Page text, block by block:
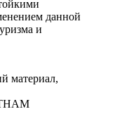
данной
и
материал,